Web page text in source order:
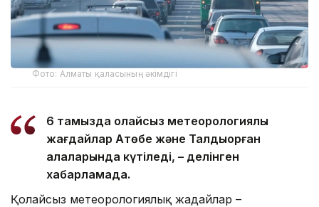
Фото: Алматы қаласының әкімдігі
6 тамызда қолайсыз метеорологиялық
жағдайлар Ақтөбе және Талдықорған
қалаларында күтіледі, – делінген
хабарламада.
Қолайсыз метеорологиялық жағдайлар –